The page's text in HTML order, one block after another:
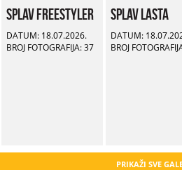
Splav Freestyler
DATUM: 18.07.2026.
BROJ FOTOGRAFIJA: 37
Splav Lasta
DATUM:
BROJ
PRIKAŽI SVE